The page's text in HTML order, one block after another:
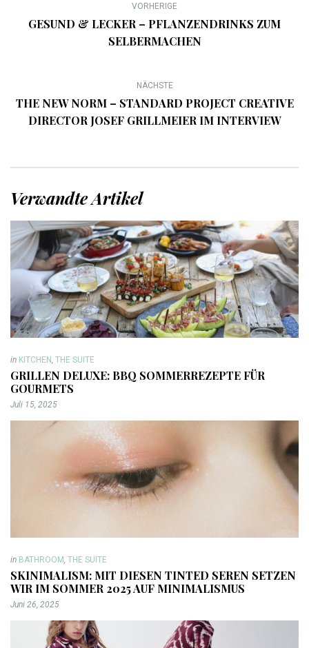
VORHERIGE
GESUND & LECKER – PFLANZENDRINKS ZUM
SELBERMACHEN
NÄCHSTE
THE NEW NORM – STANDARD PROJECT CREATIVE
DIRECTOR JOSEF GRILLMEIER IM INTERVIEW
Verwandte Artikel
in KITCHEN THE SUITE
GRILLEN DELUXE: BBQ SOMMERREZEPTE FÜR
GOURMETS
Juli 15, 2025
in BATHROOM THE SUITE
SKINIMALISM: MIT DIESEN TINTED SEREN SETZEN
WIR IM SOMMER 2025 AUF MINIMALISMUS
Juni 26, 2025